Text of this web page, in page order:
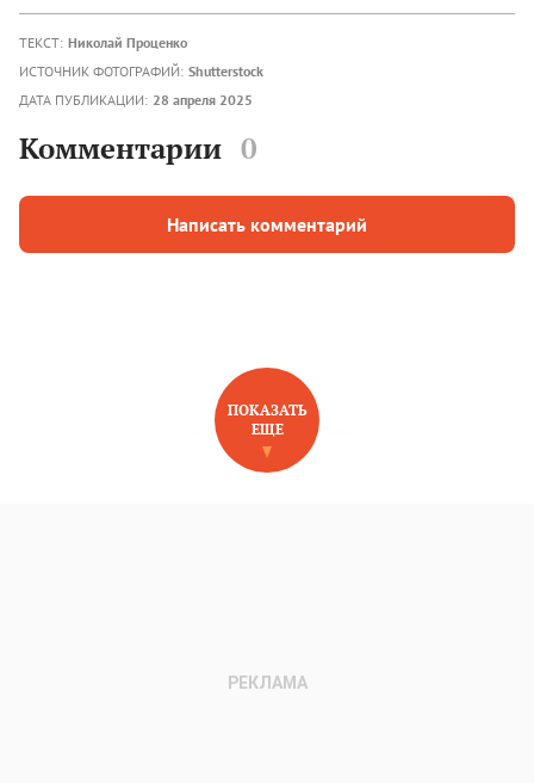
ТЕКСТ: Николай Проценко
ИСТОЧНИК ФОТОГРАФИЙ: Shutterstock
ДАТА ПУБЛИКАЦИИ: 28 апреля 2025
Комментарии 0
Написать комментарий
НОВОЕ НА САЙТЕ
ПОКАЗАТЬ
ЕЩЕ